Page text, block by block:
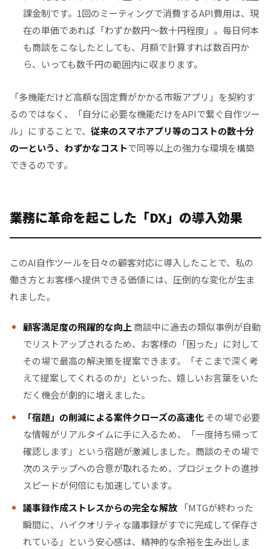
課金制です。1回のミーティングで消費するAPI費用は、現
在の単価であれば「わずか数円〜数十円程度」。毎日何本
も商談をこなしたとしても、月額で計算すれば数百円か
ら、いっても数千円の範囲内に収まります。
「多機能だけど高額な固定費がかかる市販アプリ」を契約す
るのではなく、「自分に必要な機能だけをAPIで繋ぐ自作ツー
ル」にすることで、 従来のスマホアプリ等のコストの数十分
の一という、わずかなコストで同等以上の強力な環境を構築
できるのです。
業務に革命を起こした「DX」の導入効果
このAI自作ツールを日々の顧客対応に導入したことで、私の
働き方とお客様へ提供できる価値には、圧倒的な変化が生ま
れました。
顧客満足度の飛躍的な向上 商談中に過去の類似事例が自動
でリストアップされるため、お客様の「困った」に対して
その場で最高の解決策を提案できます。「そこまで深く考
えて提案してくれるのか」といった、嬉しいお言葉をいた
だく機会が劇的に増えました。
「宿題」の削減による案件クローズの高速化その場で必要
な情報がリアルタイムに手に入るため、「一度持ち帰って
確認します」という宿題が激減しました。商談のその場で
次のステップへの合意が取れるため、プロジェクトの進捗
スピードが何倍にも加速しています。
議事録作成ストレスからの完全な解放 「MTGが終わった
瞬間に、ハイクオリティな議事録がすでに完成して保存さ
れている」という安心感は、精神的な余裕を生み出しま